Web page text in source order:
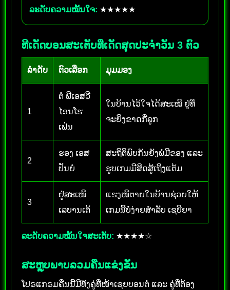
ລະດັບຄວາມໝັ້ນໃຈ: ★★★★★
ທີເດັດບອນສະເຕັບທີ່ເດັດສຸດປະຈຳວັນ 3 ຕົວ
ລຳດັບ ຕົວເລືອກ ມຸມມອງ
1
ຕໍ່ ພີເອສວີ
ໄອນໂຮ
ເຟ່ນ
ໃນບ້ານໄວ້ໃຈໄດ້ສະເໝີ ຢູ່ທີ່
ຈະຍິງຂາດກີ່ລູກ
2
ຮອງ ເອສ
ປັນຍໍ
ສະຖິຕິພົບກັນຍັງພໍມີຂອງ ແລະ
ຮູບເກມມີສິດສູ້ເຖິງແຕ້ມ
3
ຢູ່ສະເໝີ
ເລບານເຕ້
ແຮງໜີຕາຍໃນບ້ານຊ່ວຍໃຫ້
ເກມນີ້ບໍ່ງ່າຍສຳລັບ ເຊບີຍາ
ລະດັບຄວາມໝັ້ນໃຈສະເຕັບ: ★★★★☆
ສະຫຼຸບພາບລວມຄືນແຂ່ງຂັນ
ໂປຣແກຣມຄືນນີ້ມີທັງຄູ່ທີ່ໜ້າເຊຍບອນຕໍ່ ແລະ ຄູ່ທີ່ຕ້ອງ